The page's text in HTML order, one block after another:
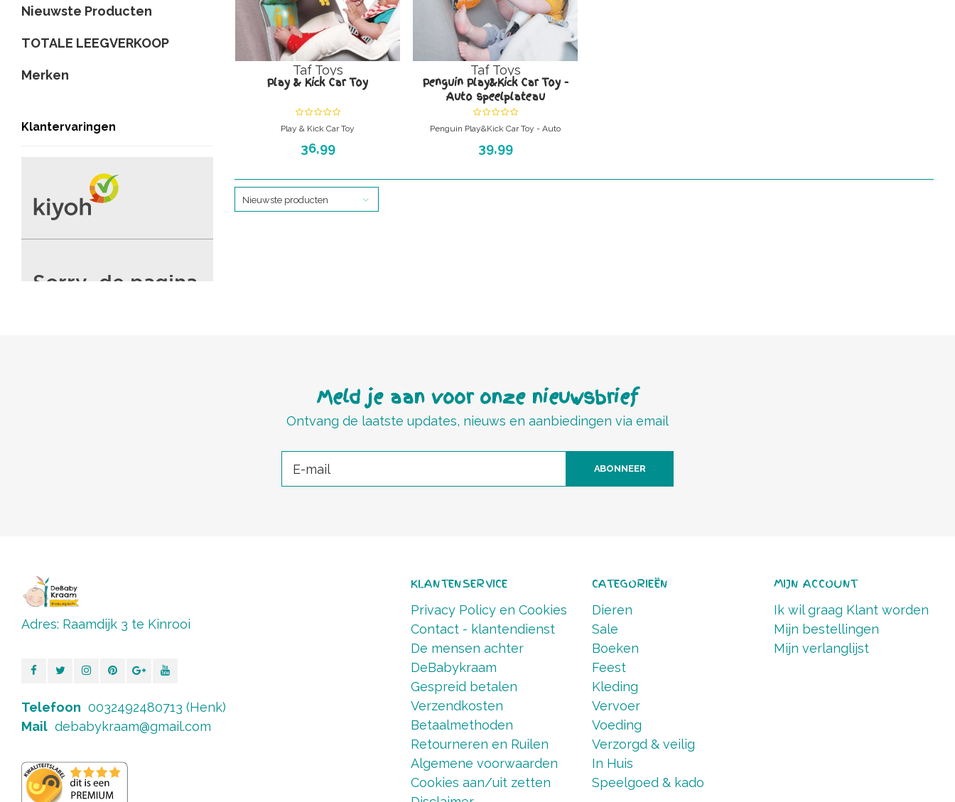
Nieuwste Producten
TOTALE LEEGVERKOOP
Merken
Klantervaringen
Taf Toys
Play & Kick Car Toy
Play & Kick Car Toy
Speelplateau voor in de auto met muziek
36,99
Taf Toys
Penguin Play&Kick Car Toy -
Auto speelplateau
Penguin Play&Kick Car Toy - Auto
speelplateau
In-car playcenter
39,99
Nieuwste producten
Meld je aan voor onze nieuwsbrief
Ontvang de laatste updates, nieuws en aanbiedingen via email
ABONNEER
Adres: Raamdijk 3 te Kinrooi
Telefoon 0032492480713 (Henk)
Mail debabykraam@gmail.com
KLANTENSERVICE
Privacy Policy en Cookies
Contact - klantendienst
De mensen achter
DeBabykraam
Gespreid betalen
Verzendkosten
Betaalmethoden
Retourneren en Ruilen
Algemene voorwaarden
Cookies aan/uit zetten
CATEGORIEËN
Dieren
Sale
Boeken
Feest
Kleding
Vervoer
Voeding
Verzorgd & veilig
In Huis
Speelgoed & kado
MIJN ACCOUNT
Ik wil graag Klant worden
Mijn bestellingen
Mijn verlanglijst